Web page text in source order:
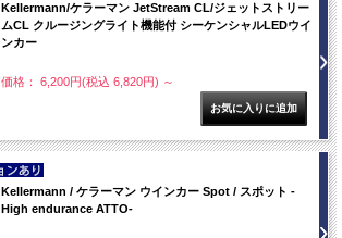
Kellermann/ケラーマン JetStream CL/ジェットストリー
ムCL クルージングライト機能付 シーケンシャルLEDウイ
ンカー
価格： 6,200円(税込 6,820円) ～
Kellermann / ケラーマン ウインカー Spot / スポット -
High endurance ATTO-